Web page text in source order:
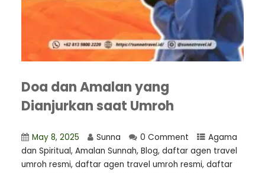
Doa dan Amalan yang
Dianjurkan saat Umroh
May 8, 2025 Sunna 0 Comment
Agama
dan Spiritual, Amalan Sunnah, Blog, daftar agen travel
umroh resmi, ⁠daftar agen travel umroh resmi, daftar